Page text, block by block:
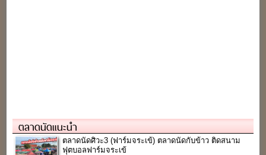
ตลาดนัดแนะนำ
ตลาดนัดศิวะ3 (ฟาร์มจระเข้) ตลาดนัดกับข้าว ติดสนาม
ฟุตบอลฟาร์มจระเข้